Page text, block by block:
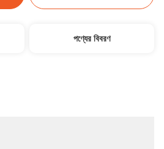
পণ্যের বিবরণ